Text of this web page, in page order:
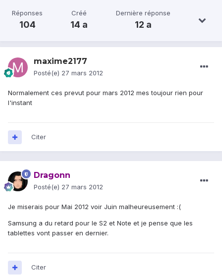
Réponses
104
Créé
14 a
Dernière réponse
12 a
maxime2177
Posté(e) 27 mars 2012
Normalement ces prevut pour mars 2012 mes toujour rien pour
l'instant
Citer
Dragonn
Posté(e) 27 mars 2012
Je miserais pour Mai 2012 voir Juin malheureusement :(
Samsung a du retard pour le S2 et Note et je pense que les
tablettes vont passer en dernier.
Citer